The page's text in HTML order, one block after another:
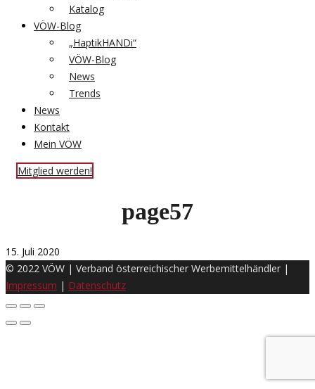
Katalog
VÖW-Blog
„HaptikHANDi“
VÖW-Blog
News
Trends
News
Kontakt
Mein VÖW
Mitglied werden!
page57
15. Juli 2020
© 2022 VÖW | Verband österreichischer Werbemittelhändler |
Impressum | Datenschutz